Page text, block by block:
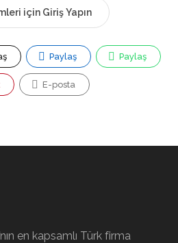
için Giriş Yapın
Paylaş Paylaş
E-posta
en kapsamlı Türk firma